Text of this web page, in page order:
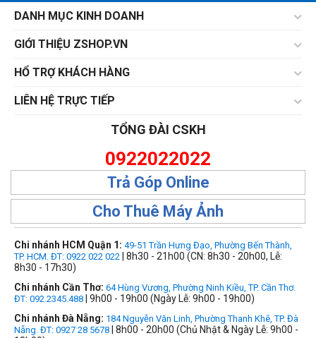
DANH MỤC KINH DOANH
GIỚI THIỆU ZSHOP.VN
HỔ TRỢ KHÁCH HÀNG
LIÊN HỆ TRỰC TIẾP
TỔNG ĐÀI CSKH
0922022022
Trả Góp Online
Cho Thuê Máy Ảnh
Chi nhánh HCM Quận 1: 49-51 Trần Hưng Đạo, Phường Bến Thành,
TP. HCM. ĐT: 0922 022 022 | 8h30 - 21h00 (CN: 8h30 - 20h00, Lễ:
8h30 - 17h30)
Chi nhánh Cần Thơ: 64 Hùng Vương, Phường Ninh Kiều, TP. Cần Thơ.
ĐT: 092.2345.488 | 9h00 - 19h00 (Ngày Lễ: 9h00 - 19h00)
Chi nhánh Đà Nẵng: 184 Nguyễn Văn Linh, Phường Thanh Khê, TP. Đà
Nẵng. ĐT: 0927 28 5678 | 8h00 - 20h00 (Chủ Nhật & Ngày Lễ: 9h00 -